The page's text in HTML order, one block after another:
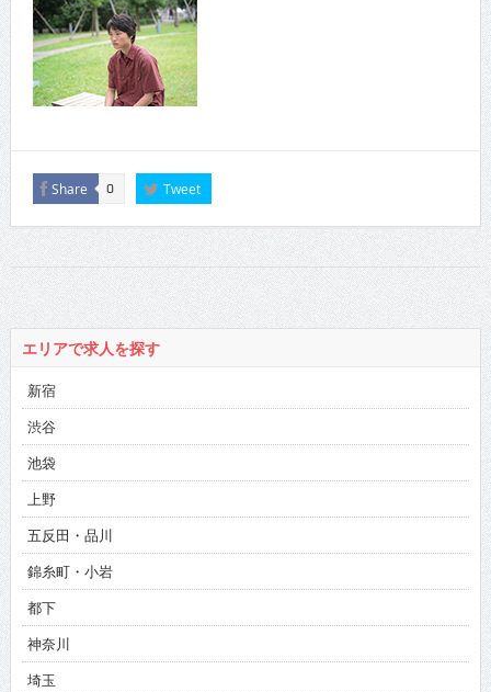
Share 0 Tweet
エリアで求人を探す
新宿
渋谷
池袋
上野
五反田・品川
錦糸町・小岩
都下
神奈川
埼玉